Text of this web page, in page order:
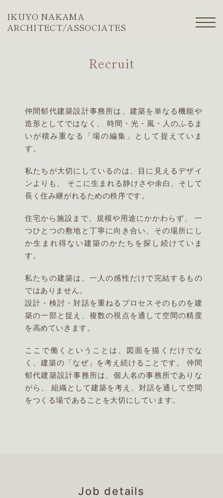
IKUYO NAKAMA
ARCHITECT/ASSOCIATES
Recruit
仲間郁代建築設計事務所は、建築を単なる機能や
造形としてではなく、 時間・光・風・人のふるま
いが積み重なる「場の編集」として捉えていま
す。
私たちが大切にしているのは、目に見えるデザイ
ンよりも、 そこに生まれる静けさや余白、そして
長く住み継がれるための秩序です。
住宅から施設まで、規模や用途にかかわらず、 一
つひとつの敷地と丁寧に向き合い、その場所にし
か生まれ得ない建築のかたちを探し続けていま
す。
私たちの建築は、一人の感性だけで完結するもの
ではありません。
設計・検討・対話を重ねるプロセスそのものを建
築の一部と捉え、複数の視点を通して空間の精度
を高めていきます。
ここで働くということは、図面を描くだけでな
く、建築の「なぜ」を考え続けることです。 仲間
郁代建築設計事務所は、個人名の事務所でありな
がら、 組織として建築を考え、対話を通して空間
をつくる場であることを大切にしています。
Job details